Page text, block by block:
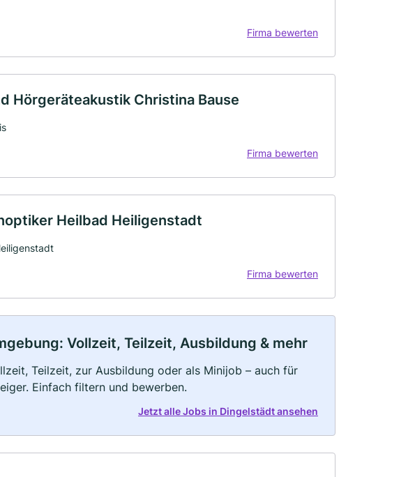
Firma bewerten
Hörgeräteakustik Christina Bause
Firma bewerten
Heilbad Heiligenstadt
Firma bewerten
Vollzeit, Teilzeit, Ausbildung & mehr
Teilzeit, zur Ausbildung oder als Minijob – auch für
Einfach filtern und bewerben.
Jetzt alle Jobs in Dingelstädt ansehen